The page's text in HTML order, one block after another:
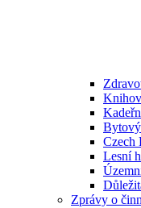
Czech
Lesní
Zprávy o